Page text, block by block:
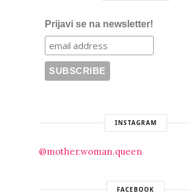
Prijavi se na newsletter!
INSTAGRAM
@mother.woman.queen
FACEBOOK